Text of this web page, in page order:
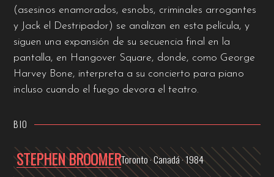
(asesinos enamorados, esnobs, criminales arrogantes
y Jack el Destripador) se analizan en esta película, y
siguen una expansión de su secuencia final en la
pantalla, en Hangover Square, donde, como George
Harvey Bone, interpreta a su concierto para piano
incluso cuando el fuego devora el teatro.
BIO
STEPHEN BROOMERToronto · Canadá · 1984